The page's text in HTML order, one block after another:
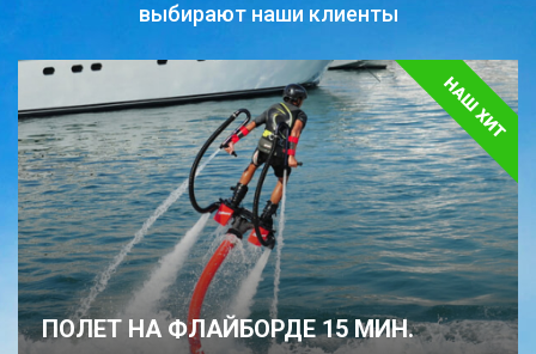
выбирают наши клиенты
ПОЛЕТ НА ФЛАЙБОРДЕ 15 МИН.